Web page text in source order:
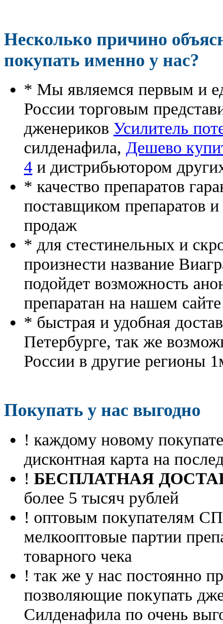
Несколько причино
покупать именно у нас?
* Мы являемся первым и
России торговым
дженериков Усилитель
силденафила, Дешево
4 и дистрибьютором
* качество препаратов
поставщиком препаратов
продаж
* для стестинельных и
произнести название
подойдет возможность
препаратан на нашем
* быстрая и удобная
Петербурге, так же
России в другие регионы
Покупать у нас выгодно
! каждому новому
дисконтная карта на
! БЕСПЛАТНАЯ
более 5 тысяч рублей
! оптовым покупателям
мелкооптовые партии
товарного чека
! так же у нас постоянно
позволяющие покупать
Силденафила по очень